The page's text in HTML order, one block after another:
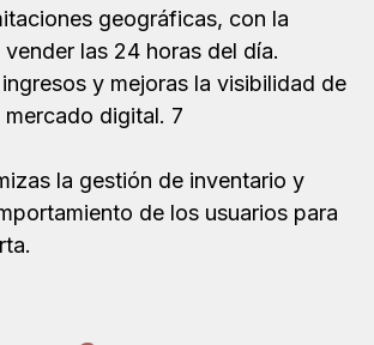
geográficas, con la
las 24 horas del día.
y mejoras la visibilidad de
digital. 7
la gestión de inventario y
de los usuarios para